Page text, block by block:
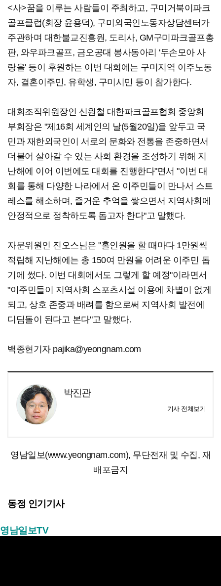
<사>꿈을 이루는 사람들이 주최하고, 구미거북이파크
골프클럽(회장 윤용덕), 구미외국인노동자상담센터가
주관하며 대한불교진흥원, 도리사, GM구미파크골프총
판, 와우파크골프, 금오공대 봉사동아리 '두손모아 사
랑을' 등이 후원하는 이번 대회에는 구미지역 이주노동
자, 결혼이주민, 유학생, 구미시민 등이 참가한다.
대회조직위원장인 신원철 대한파크골프협회 중앙회
부회장은 "제16회 세계인의 날(5월20일)을 앞두고 국
민과 재한외국인이 서로의 문화와 전통을 존중하면서
더불어 살아갈 수 있는 사회 환경을 조성하기 위해 지
난해에 이어 이번에도 대회를 진행한다"면서 "이번 대
회를 통해 다양한 나라에서 온 이주민들이 만나서 스트
레스를 해소하며, 즐거운 추억을 쌓으면서 지역사회에
안정적으로 정착하도록 돕고자 한다"고 말했다.
자문위원인 진오스님은 "홀인원을 할 때마다 1만원씩
적립해 지난해에는 총 150여 만원을 어려운 이주민 돕
기에 썼다. 이번 대회에서도 그렇게 할 예정"이라면서
"이주민들이 지역사회 스포츠시설 이용에 차별이 없게
되고, 상호 존중과 배려를 함으로써 지역사회 발전에
디딤돌이 된다고 본다"고 말했다.
백종현기자 pajika@yeongnam.com
박진관
기사 전체보기
영남일보(www.yeongnam.com), 무단전재 및 수집, 재
배포금지
동정 인기기사
영남일보TV